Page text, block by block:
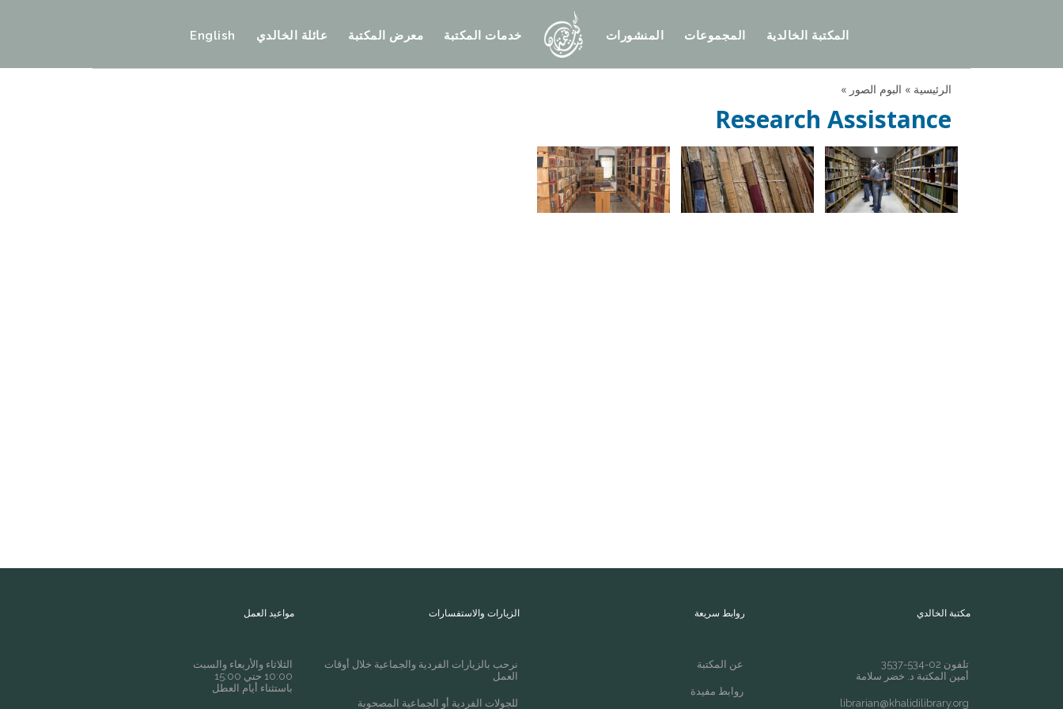
المكتبة الخالدية المجموعات المنشورات خدمات المكتبة معرض المكتبة عائلة الخالدي English
الرئيسية » البوم الصور »
Research Assistance
مكتبة الخالدي
تلفون 02-534-3537
أمين المكتبة د. خضر سلامة
librarian@khalidilibrary.org
روابط سريعة
عن المكتبة
روابط مفيدة
الزيارات والاستفسارات
نرحب بالزيارات الفردية والجماعية خلال أوقات
العمل
للجولات الفردية أو الجماعية المصحوبة
مواعيد العمل
الثلاثاء والأربعاء والسبت
10:00 حتي 15:00
باستثناء أيام العطل